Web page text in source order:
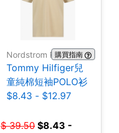
Nordstrom Rack購買指南
Tommy Hilfiger兒
童純棉短袖POLO衫
$8.43 - $12.97
$ 39.50 $8.43 -